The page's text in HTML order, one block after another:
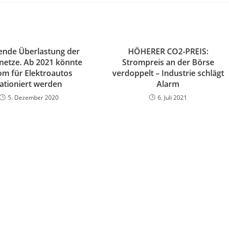
Überlastung der
Ab 2021 könnte
für Elektroautos
werden
5. Dezember 2020
HÖHERER CO2-PREIS:
Strompreis an der Börse
verdoppelt – Industrie schlägt
Alarm
6. Juli 2021